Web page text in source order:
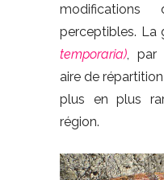
perceptibles. La
temporaria), par
aire de
plus en plus
région.